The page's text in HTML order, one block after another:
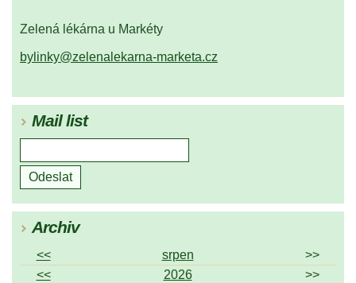
Zelená lékárna u Markéty
bylinky@zelenalekarna-marketa.cz
Mail list
Archiv
<< srpen
>>
<<
2026
>>